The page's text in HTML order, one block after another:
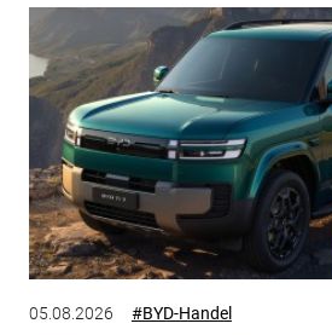
05.08.2026 #BYD-Handel